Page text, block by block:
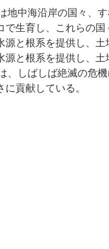
地中海沿岸の国々、
で生育し、これらの
源と根系を提供し、
と根系を提供し、土
、しばしば絶滅の危
貢献している。